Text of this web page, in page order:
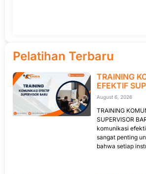
Pelatihan Terbaru
TRAINING
EFEKTIF
August 6, 2026
TRAINING
SUPERVISOR
komunikasi
sangat penting
bahwa setiap